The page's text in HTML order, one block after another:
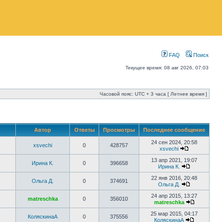
FAQ Поиск
Текущее время: 08 авг 2026, 07:03
Часовой пояс: UTC + 3 часа [ Летнее время ]
Автор Ответы Просмотры Последнее сообщение
xsvechi 0 428757
24 сен 2024, 20:58
xsvechi
Ирина К. 0 396658
13 апр 2021, 19:07
Ирина К.
Ольга Д. 0 374691
22 янв 2016, 20:48
Ольга Д.
matreschka 0 356010
24 апр 2015, 13:27
matreschka
КоляскинаА 0 375556
25 мар 2015, 04:17
КоляскинаА